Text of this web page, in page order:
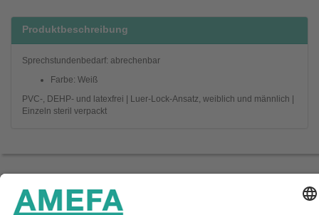
Produktbeschreibung
Sprechstundenbedarf: abrechenbar
Farbe: Weiß
PVC-, DEHP- und latexfrei | Luer-Lock-Ansatz, weiblich und männlich |
Einzeln steril verpackt
Startseite Unternehmen
Impressum & Datenschutz